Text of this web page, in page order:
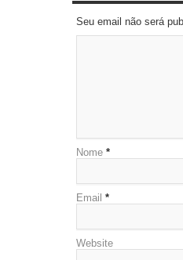
Seu email não será
Nome *
Email *
Website